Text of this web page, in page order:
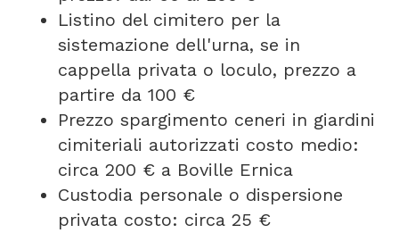
Listino del cimitero per la
sistemazione dell'urna, se in
cappella privata o loculo, prezzo a
partire da 100 €
Prezzo spargimento ceneri in giardini
cimiteriali autorizzati costo medio:
circa 200 € a Boville Ernica
Custodia personale o dispersione
privata costo: circa 25 €